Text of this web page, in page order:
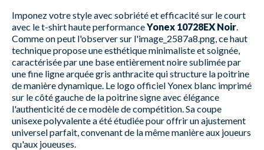
Imponez votre style avec sobriété et efficacité sur le court
avec le t-shirt haute performanceYonex 10728EX Noir
Comme on peut l'observer sur l'image_2587a8.png, ce haut
technique propose une esthétique minimaliste et soignée,
caractérisée par une base entièrement noire sublimée par
une fine ligne arquée gris anthracite qui structure la poitrine
de manière dynamique. Le logo officiel Yonex blanc imprimé
sur le côté gauche de la poitrine signe avec élégance
l'authenticité de ce modèle de compétition. Sa coupe
unisexe polyvalente a été étudiée pour offrir un ajustement
universel parfait, convenant de la même manière aux joueurs
qu'aux joueuses.